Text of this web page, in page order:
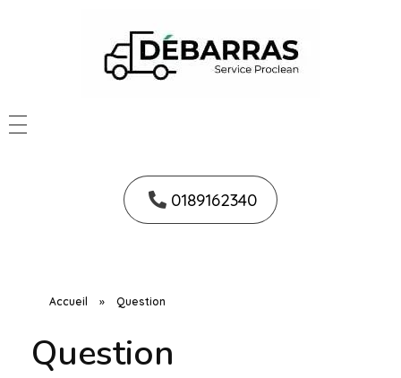
0189162340
Accueil » Question
Question